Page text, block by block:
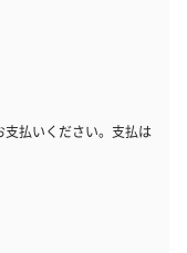
払いください。支払は